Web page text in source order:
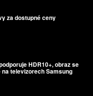
za dostupné ceny
HDR10+, obraz se
televizorech Samsung